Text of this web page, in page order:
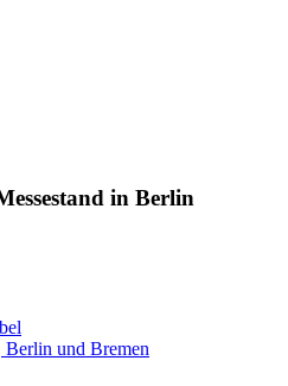
in Berlin
und Bremen